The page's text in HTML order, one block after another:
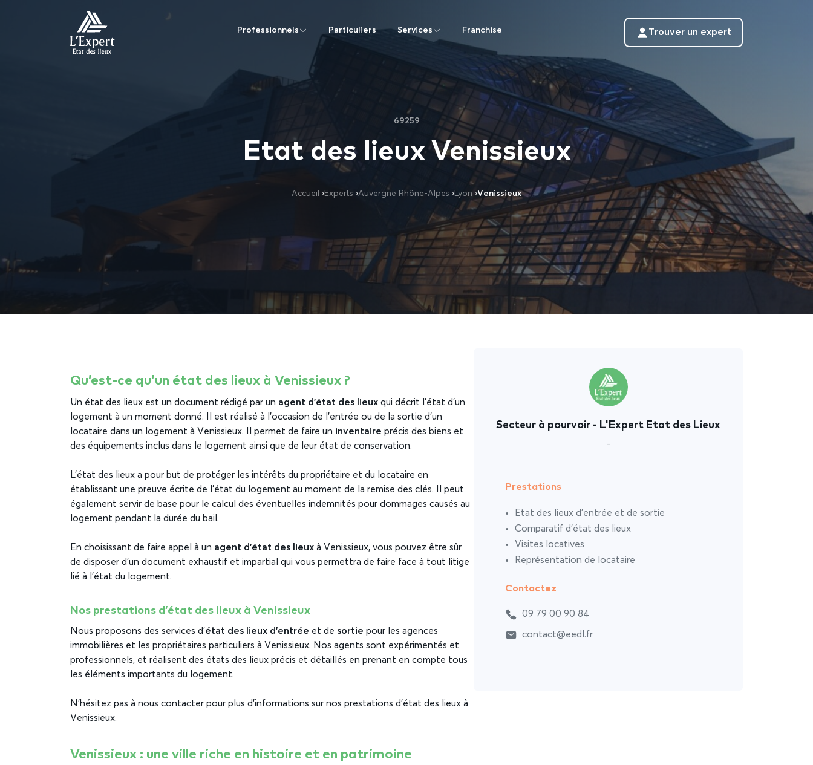
Professionnels Particuliers Services Franchise Trouver un expert
69259
Etat des lieux Venissieux
Accueil ›Experts ›Auvergne Rhône-Alpes › Lyon ›Venissieux
Qu’est-ce qu’un état des lieux à Venissieux ?
Un état des lieux est un document rédigé par un agent d’état des lieux qui décrit l’état d’un
logement à un moment donné. Il est réalisé à l’occasion de l’entrée ou de la sortie d’un
locataire dans un logement à Venissieux. Il permet de faire un inventaire précis des biens et
des équipements inclus dans le logement ainsi que de leur état de conservation.
L’état des lieux a pour but de protéger les intérêts du propriétaire et du locataire en
établissant une preuve écrite de l’état du logement au moment de la remise des clés. Il peut
également servir de base pour le calcul des éventuelles indemnités pour dommages causés au
logement pendant la durée du bail.
En choisissant de faire appel à un agent d’état des lieux à Venissieux, vous pouvez être sûr
de disposer d’un document exhaustif et impartial qui vous permettra de faire face à tout litige
lié à l’état du logement.
Nos prestations d’état des lieux à Venissieux
Nous proposons des services d’état des lieux d’entrée et de sortie pour les agences
immobilières et les propriétaires particuliers à Venissieux. Nos agents sont expérimentés et
professionnels, et réalisent des états des lieux précis et détaillés en prenant en compte tous
les éléments importants du logement.
N’hésitez pas à nous contacter pour plus d’informations sur nos prestations d’état des lieux à
Venissieux.
Venissieux : une ville riche en histoire et en patrimoine
Secteur à pourvoir - L'Expert Etat des Lieux
-
Prestations
Etat des lieux d’entrée et de sortie
Comparatif d’état des lieux
Visites locatives
Représentation de locataire
Contactez
09 79 00 90 84
contact@eedl.fr